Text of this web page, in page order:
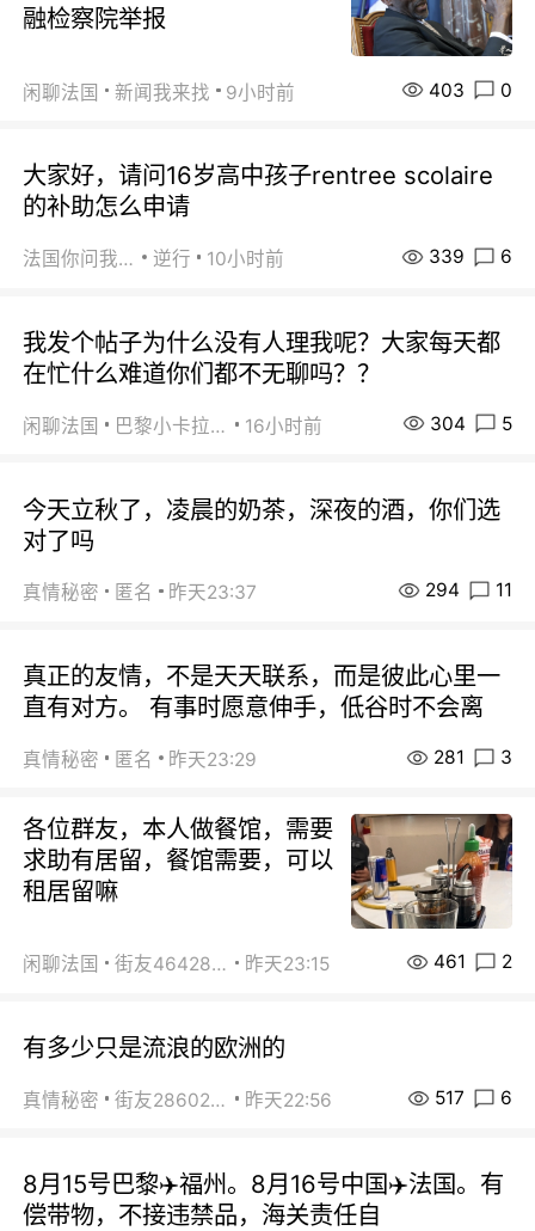
融检察院举报
闲聊法国 新闻我来找 9小时前 403 0
大家好，请问16岁高中孩子rentree scolaire
的补助怎么申请
法国你问我答 逆行 10小时前 339 6
我发个帖子为什么没有人理我呢？大家每天都
在忙什么难道你们都不无聊吗？？
闲聊法国 巴黎小卡拉咪 16小时前 304 5
今天立秋了，凌晨的奶茶，深夜的酒，你们选
对了吗
真情秘密 匿名 昨天23:37 294 11
真正的友情，不是天天联系，而是彼此心里一
直有对方。 有事时愿意伸手，低谷时不会离
真情秘密 匿名 昨天23:29 281 3
各位群友，本人做餐馆，需要
求助有居留，餐馆需要，可以
租居留嘛
闲聊法国 街友46428878 昨天23:15 461 2
有多少只是流浪的欧洲的
真情秘密 街友28602925 昨天22:56 517 6
8月15号巴黎✈️福州。8月16号中国✈️法国。有
偿带物，不接违禁品，海关责任自